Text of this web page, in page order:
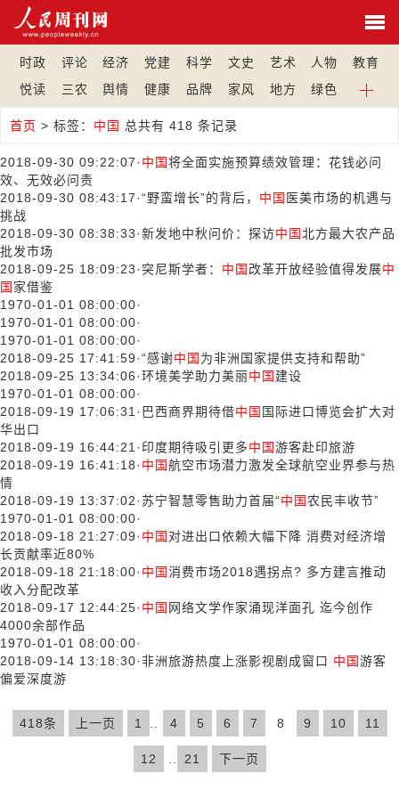
时政 评论 经济 党建 科学 文史 艺术 人物
教育
悦读
三农 舆情 健康 品牌 家风 地方 绿色
首页 > 标签： 中国 总共有 418 条记录
2018-09-30 09:22:07· 中国将全面实施预算绩效管理：花钱必问
效、无效必问责
2018-09-30 08:43:17·“野蛮增长”的背后， 中国 医美市场的机遇与
挑战
2018-09-30 08:38:33·新发地中秋问价：探访中国 北方最大农产品
批发市场
2018-09-25 18:09:23·突尼斯学者： 中国 改革开放经验值得发展中
国 家借鉴
1970-01-01 08:00:00·
1970-01-01 08:00:00·
1970-01-01 08:00:00·
2018-09-25 17:41:59·“感谢中国 为非洲国家提供支持和帮助”
2018-09-25 13:34:06·环境美学助力美丽中国 建设
1970-01-01 08:00:00·
2018-09-19 17:06:31 · 巴西商界期待借中国 国际进口博览会扩大对
华出口
2018-09-19 16:44:21 · 印度期待吸引更多中国游客赴印旅游
2018-09-19 16:41:18· 中国航空市场潜力激发全球航空业界参与热
情
2018-09-19 13:37:02·苏宁智慧零售助力首届“中国农民丰收节”
1970-01-01 08:00:00·
2018-09-18 21:27:09· 中国 对进出口依赖大幅下降 消费对经济增
长贡献率近80%
2018-09-18 21:18:00· 中国消费市场2018遇拐点? 多方建言推动
收入分配改革
2018-09-17 12:44:25· 中国 网络文学作家涌现洋面孔 迄今创作
4000余部作品
1970-01-01 08:00:00·
2018-09-14 13:18:30·非洲旅游热度上涨影视剧成窗口 中国游客
偏爱深度游
418条 上一页 1 4 5 6 7 8 9 10 11
12 21 下一页